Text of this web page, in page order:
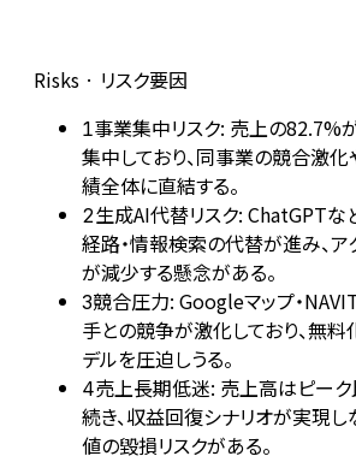
Risks · リスク要因
1事業集中リスク: 売上の82.7%
集中しており、同事業の競合激
績全体に直結する。
2生成AI代替リスク: ChatGPTな
経路・情報検索の代替が進み、ア
が減少する懸念がある。
3競合圧力: Googleマップ・
手との競争が激化しており、無
デルを圧迫しうる。
4売上長期低迷: 売上高はピー
続き、収益回復シナリオが実現
値の毀損リスクがある。